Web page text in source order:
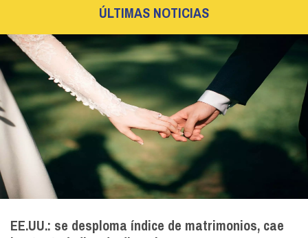
ÚLTIMAS NOTICIAS
EE.UU.: se desploma índice de matrimonios, cae